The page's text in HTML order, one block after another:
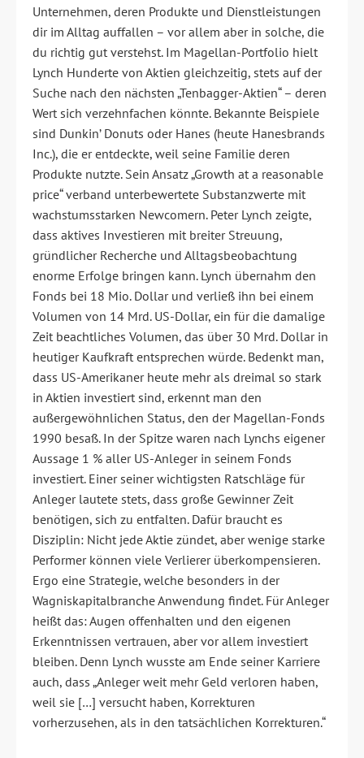
Unternehmen, deren Produkte und Dienstleistungen
dir im Alltag auffallen – vor allem aber in solche, die
du richtig gut verstehst. Im Magellan-Portfolio hielt
Lynch Hunderte von Aktien gleichzeitig, stets auf der
Suche nach den nächsten „Tenbagger-Aktien“ – deren
Wert sich verzehnfachen könnte. Bekannte Beispiele
sind Dunkin’ Donuts oder Hanes (heute Hanesbrands
Inc.), die er entdeckte, weil seine Familie deren
Produkte nutzte. Sein Ansatz „Growth at a reasonable
price“ verband unterbewertete Substanzwerte mit
wachstumsstarken Newcomern. Peter Lynch zeigte,
dass aktives Investieren mit breiter Streuung,
gründlicher Recherche und Alltagsbeobachtung
enorme Erfolge bringen kann. Lynch übernahm den
Fonds bei 18 Mio. Dollar und verließ ihn bei einem
Volumen von 14 Mrd. US-Dollar, ein für die damalige
Zeit beachtliches Volumen, das über 30 Mrd. Dollar in
heutiger Kaufkraft entsprechen würde. Bedenkt man,
dass US-Amerikaner heute mehr als dreimal so stark
in Aktien investiert sind, erkennt man den
außergewöhnlichen Status, den der Magellan-Fonds
1990 besaß. In der Spitze waren nach Lynchs eigener
Aussage 1 % aller US-Anleger in seinem Fonds
investiert. Einer seiner wichtigsten Ratschläge für
Anleger lautete stets, dass große Gewinner Zeit
benötigen, sich zu entfalten. Dafür braucht es
Disziplin: Nicht jede Aktie zündet, aber wenige starke
Performer können viele Verlierer überkompensieren.
Ergo eine Strategie, welche besonders in der
Wagniskapitalbranche Anwendung findet. Für Anleger
heißt das: Augen offenhalten und den eigenen
Erkenntnissen vertrauen, aber vor allem investiert
bleiben. Denn Lynch wusste am Ende seiner Karriere
auch, dass „Anleger weit mehr Geld verloren haben,
weil sie […] versucht haben, Korrekturen
vorherzusehen, als in den tatsächlichen Korrekturen.“